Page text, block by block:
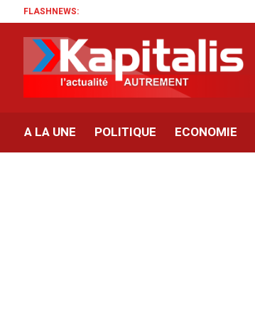
FLASHNEWS:
A LA UNE POLITIQUE ECONOMIE